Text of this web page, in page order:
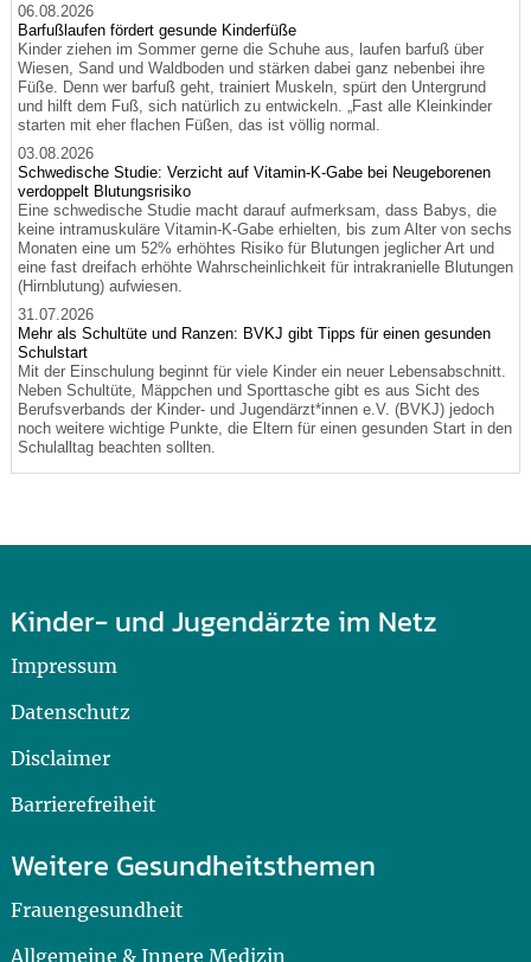
06.08.2026
Barfußlaufen fördert gesunde Kinderfüße
Kinder ziehen im Sommer gerne die Schuhe aus, laufen barfuß über
Wiesen, Sand und Waldboden und stärken dabei ganz nebenbei ihre
Füße. Denn wer barfuß geht, trainiert Muskeln, spürt den Untergrund
und hilft dem Fuß, sich natürlich zu entwickeln. „Fast alle Kleinkinder
starten mit eher flachen Füßen, das ist völlig normal.
03.08.2026
Schwedische Studie: Verzicht auf Vitamin-K-Gabe bei Neugeborenen
verdoppelt Blutungsrisiko
Eine schwedische Studie macht darauf aufmerksam, dass Babys, die
keine intramuskuläre Vitamin-K-Gabe erhielten, bis zum Alter von sechs
Monaten eine um 52% erhöhtes Risiko für Blutungen jeglicher Art und
eine fast dreifach erhöhte Wahrscheinlichkeit für intrakranielle Blutungen
(Hirnblutung) aufwiesen.
31.07.2026
Mehr als Schultüte und Ranzen: BVKJ gibt Tipps für einen gesunden
Schulstart
Mit der Einschulung beginnt für viele Kinder ein neuer Lebensabschnitt.
Neben Schultüte, Mäppchen und Sporttasche gibt es aus Sicht des
Berufsverbands der Kinder- und Jugendärzt*innen e.V. (BVKJ) jedoch
noch weitere wichtige Punkte, die Eltern für einen gesunden Start in den
Schulalltag beachten sollten.
Kinder- und Jugendärzte im Netz
Impressum
Datenschutz
Disclaimer
Barrierefreiheit
Weitere Gesundheitsthemen
Frauengesundheit
Allgemeine & Innere Medizin